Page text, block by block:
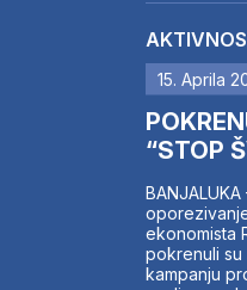
15. Aprila
“STOP
ekonomista
pokrenuli
kampanju